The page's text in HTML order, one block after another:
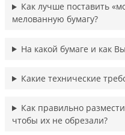
Как лучше поставить
мелованную бумагу?
На какой бумаге и как
Какие технические
Как правильно
чтобы их не обрезали?